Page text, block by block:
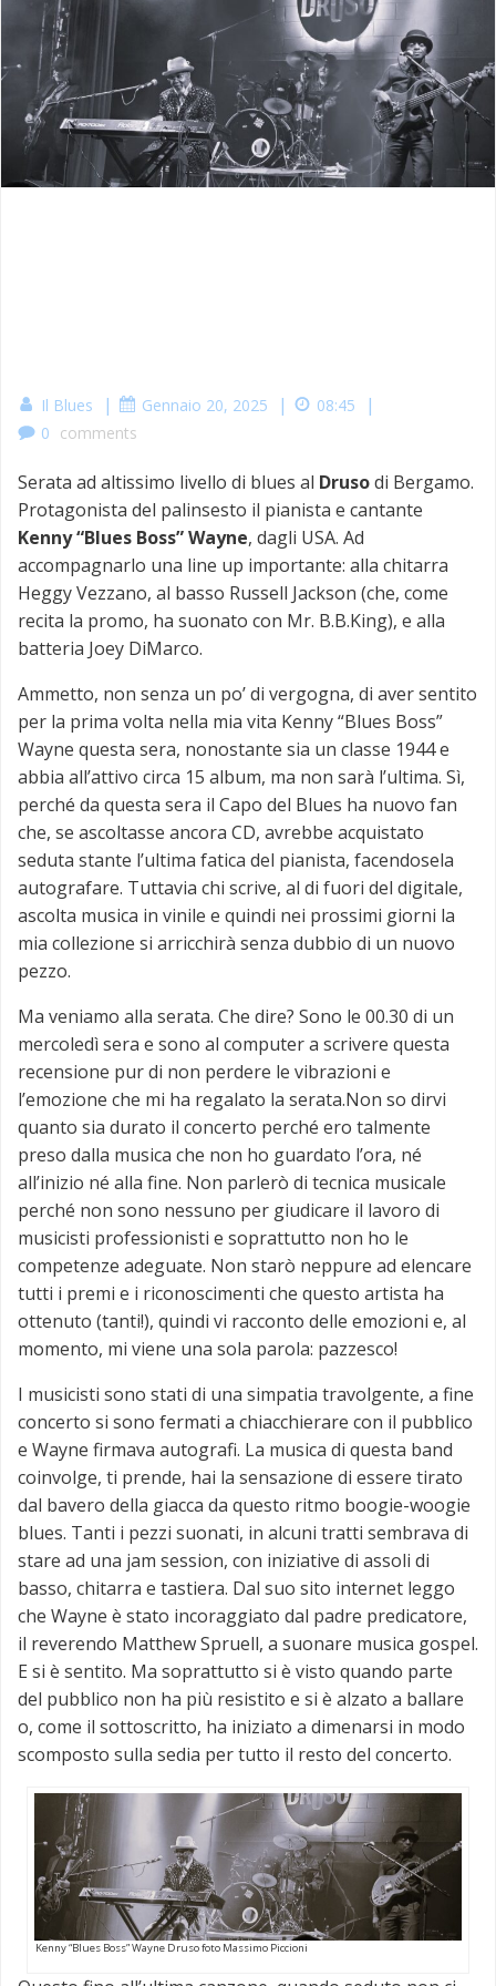
Il Blues | Gennaio 20, 2025 | 08:45 |
0 comments
Serata ad altissimo livello di blues al Drusodi Bergamo.
Protagonista del palinsesto il pianista e cantante
Kenny “Blues Boss” Wayne, dagli USA. Ad
accompagnarlo una line up importante: alla chitarra
Heggy Vezzano, al basso Russell Jackson (che, come
recita la promo, ha suonato con Mr. B.B.King), e alla
batteria Joey DiMarco.
Ammetto, non senza un po’ di vergogna, di aver sentito
per la prima volta nella mia vita Kenny “Blues Boss”
Wayne questa sera, nonostante sia un classe 1944 e
abbia all’attivo circa 15 album, ma non sarà l’ultima. Sì,
perché da questa sera il Capo del Blues ha nuovo fan
che, se ascoltasse ancora CD, avrebbe acquistato
seduta stante l’ultima fatica del pianista, facendosela
autografare. Tuttavia chi scrive, al di fuori del digitale,
ascolta musica in vinile e quindi nei prossimi giorni la
mia collezione si arricchirà senza dubbio di un nuovo
pezzo.
Ma veniamo alla serata. Che dire? Sono le 00.30 di un
mercoledì sera e sono al computer a scrivere questa
recensione pur di non perdere le vibrazioni e
l’emozione che mi ha regalato la serata.Non so dirvi
quanto sia durato il concerto perché ero talmente
preso dalla musica che non ho guardato l’ora, né
all’inizio né alla fine. Non parlerò di tecnica musicale
perché non sono nessuno per giudicare il lavoro di
musicisti professionisti e soprattutto non ho le
competenze adeguate. Non starò neppure ad elencare
tutti i premi e i riconoscimenti che questo artista ha
ottenuto (tanti!), quindi vi racconto delle emozioni e, al
momento, mi viene una sola parola: pazzesco!
I musicisti sono stati di una simpatia travolgente, a fine
concerto si sono fermati a chiacchierare con il pubblico
e Wayne firmava autografi. La musica di questa band
coinvolge, ti prende, hai la sensazione di essere tirato
dal bavero della giacca da questo ritmo boogie-woogie
blues. Tanti i pezzi suonati, in alcuni tratti sembrava di
stare ad una jam session, con iniziative di assoli di
basso, chitarra e tastiera. Dal suo sito internet leggo
che Wayne è stato incoraggiato dal padre predicatore,
il reverendo Matthew Spruell, a suonare musica gospel.
E si è sentito. Ma soprattutto si è visto quando parte
del pubblico non ha più resistito e si è alzato a ballare
o, come il sottoscritto, ha iniziato a dimenarsi in modo
scomposto sulla sedia per tutto il resto del concerto.
Kenny “Blues Boss” Wayne Druso foto Massimo Piccioni